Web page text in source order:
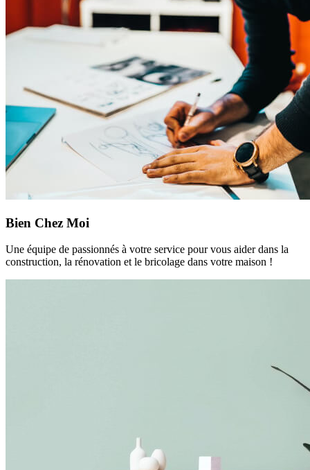
Bien Chez Moi
Une équipe de passionnés à votre service pour vous aider dans la
construction, la rénovation et le bricolage dans votre maison !